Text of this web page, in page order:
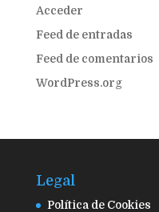
Acceder
Feed de entradas
Feed de comentarios
WordPress.org
Legal
Política de Cookies